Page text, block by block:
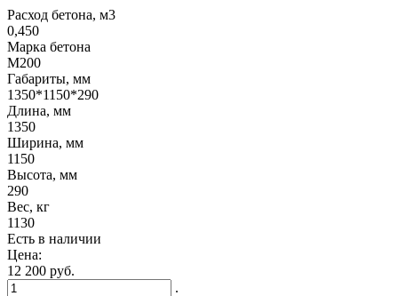
Расход бетона, м3
0,450
Марка бетона
М200
Габариты, мм
1350*1150*290
Длина, мм
1350
Ширина, мм
1150
Высота, мм
290
Вес, кг
1130
Есть в наличии
Цена:
12 200 руб.
.